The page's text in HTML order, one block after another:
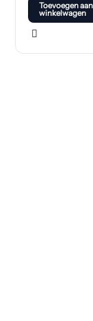
Toevoegen aan
winkelwagen